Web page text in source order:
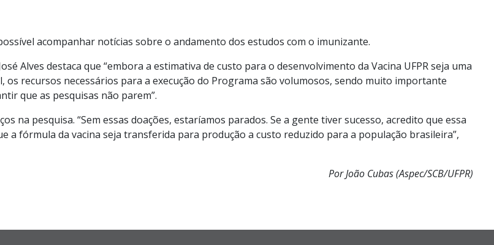
acompanhar notícias sobre o andamento dos estudos com o imunizante.
Alves destaca que “embora a estimativa de custo para o desenvolvimento da Vacina UFPR seja uma
recursos necessários para a execução do Programa são volumosos, sendo muito importante
que as pesquisas não parem”.
na pesquisa. “Sem essas doações, estaríamos parados. Se a gente tiver sucesso, acredito que essa
a fórmula da vacina seja transferida para produção a custo reduzido para a população brasileira”,
Por João Cubas (Aspec/SCB/UFPR)